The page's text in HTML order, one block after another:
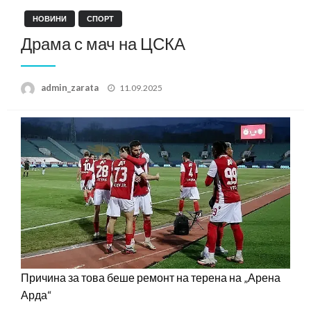
НОВИНИ СПОРТ
Драма с мач на ЦСКА
admin_zarata
Posted
11.09.2025
Причина за това беше ремонт на терена на „Арена
Арда“